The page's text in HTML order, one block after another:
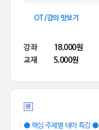
OT/강의 맛보기
강좌
18,000원
교재
5,000원
완
● 핵심 주제별 테마 특강 ●